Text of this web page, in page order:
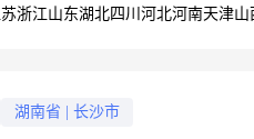
浙江山东湖北四川 河北河南天津山
湖南省 长沙市